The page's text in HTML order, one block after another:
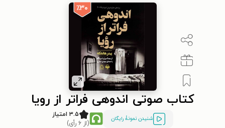
٪۳۰
کتاب صوتی اندوهی فراتر از رویا
شنیدن نمونۀ رایگان
۳.۵ امتیاز
(از ۶ رأی)